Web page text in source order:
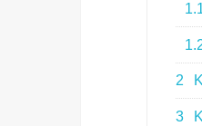
2
3